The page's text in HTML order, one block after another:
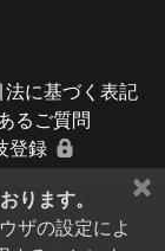
に基づく表記
るご質問
登録
×
ります。
ザの設定によ